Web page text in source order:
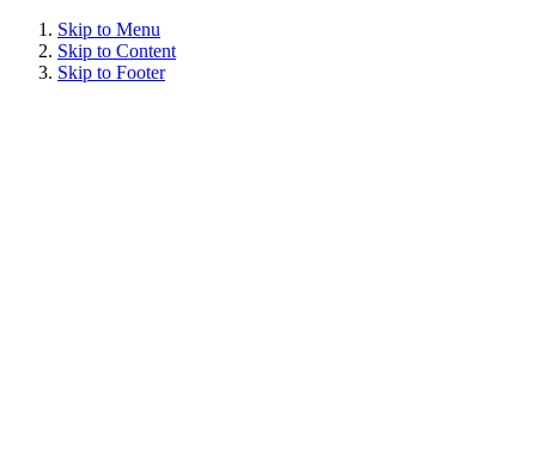
Skip to Menu
Skip to Content
Skip to Footer